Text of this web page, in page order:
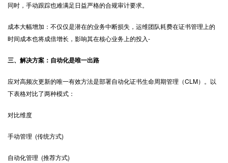
同时，手动跟踪也难满足日益严格的合规审计要求。
成本大幅增加：不仅仅是潜在的业务中断损失，运维团队耗费在证书管理上的
时间成本也将成倍增长，影响其在核心业务上的投入-
三、解决方案：自动化是唯一出路
应对高频次更新的唯一有效方法是部署自动化证书生命周期管理（CLM）。以
下表格对比了两种模式：
对比维度
手动管理 (传统方式)
自动化管理 (推荐方式)